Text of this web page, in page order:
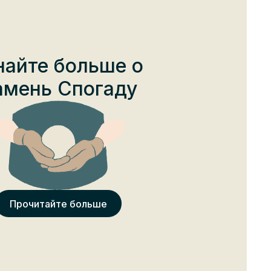
больше о
Спогаду
Прочитайте больше